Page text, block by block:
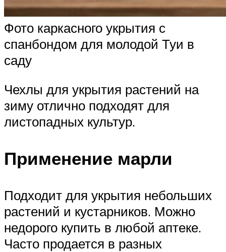
Фото каркасного укрытия с
спанбондом для молодой Туи в
саду
Чехлы для укрытия растений на
зиму отлично подходят для
листопадных культур.
Применение марли
Подходит для укрытия небольших
растений и кустарников. Можно
недорого купить в любой аптеке.
Часто продается в разных